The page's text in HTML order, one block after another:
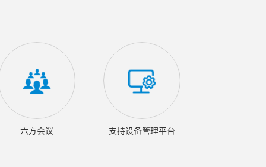
六方会议 支持设备管理平台